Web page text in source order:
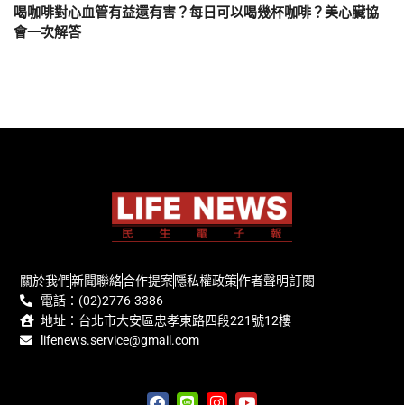
喝咖啡對心血管有益還有害？每日可以喝幾杯咖啡？美心臟協
會一次解答
關於我們新聞聯絡合作提案隱私權政策作者聲明訂閱
電話：(02)2776-3386
地址：台北市大安區忠孝東路四段221號12樓
lifenews.service@gmail.com